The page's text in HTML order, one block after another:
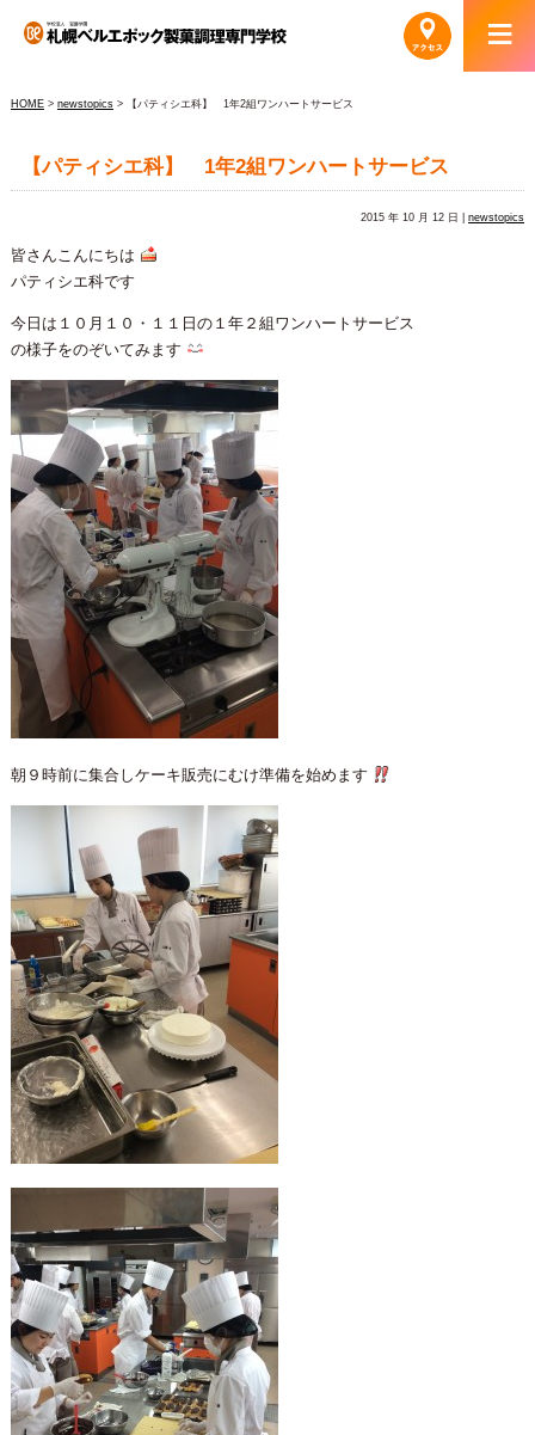
HOME> newstopics> 【パティシエ科】 1年2組ワンハートサービス
【パティシエ科】 1年2組ワンハートサービス
2015 年 10 月 12 日 |newstopics
皆さんこんにちは
パティシエ科です
今日は１０月１０・１１日の１年２組ワンハートサービス
の様子をのぞいてみます
朝９時前に集合しケーキ販売にむけ準備を始めます